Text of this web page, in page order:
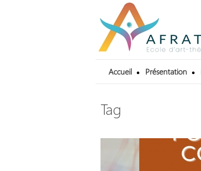
Accueil Présentation
Tag